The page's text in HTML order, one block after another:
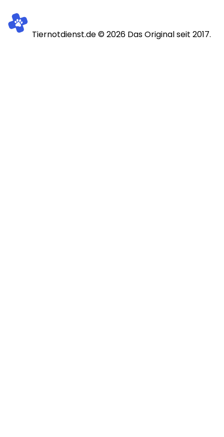
Tiernotdienst.de ©2026 Das Original seit 2017.